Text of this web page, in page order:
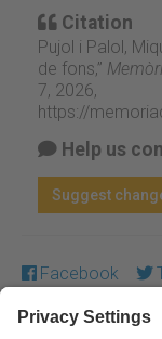
Citation
Pujol i Palol,
de fons,”
7, 2026,
https://
Help us
Suggest
Facebook